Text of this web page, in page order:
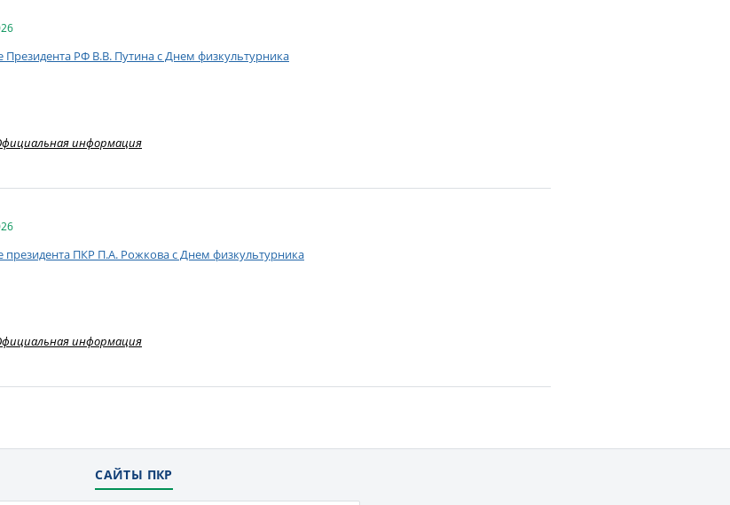
Президента РФ В.В. Путина с Днем физкультурника
информация
президента ПКР П.А. Рожкова с Днем физкультурника
информация
САЙТЫ ПКР